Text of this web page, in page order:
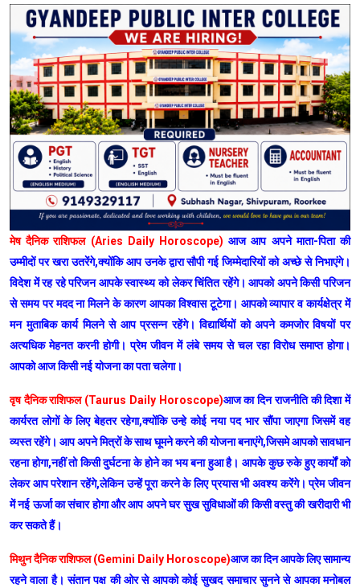
मेष दैनिक राशिफल (Aries Daily Horoscope)आज आप अपने माता-पिता की
उम्मीदों पर खरा उतरेंगे,क्योंकि आप उनके द्वारा सौपी गई जिम्मेदारियों को अच्छे से निभाएंगे।
विदेश में रह रहे परिजन आपके स्वास्थ्य को लेकर चिंतित रहेंगे। आपको अपने किसी परिजन
से समय पर मदद ना मिलने के कारण आपका विश्वास टूटेगा। आपको व्यापार व कार्यक्षेत्र में
मन मुताबिक कार्य मिलने से आप प्रसन्न रहेंगे। विद्यार्थियों को अपने कमजोर विषयों पर
अत्यधिक मेहनत करनी होगी। प्रेम जीवन में लंबे समय से चल रहा विरोध समाप्त होगा।
आपको आज किसी नई योजना का पता चलेगा।
वृष दैनिक राशिफल (Taurus Daily Horoscope)आज का दिन राजनीति की दिशा में
कार्यरत लोगों के लिए बेहतर रहेगा,क्योंकि उन्हे कोई नया पद भार सौंपा जाएगा जिसमें वह
व्यस्त रहेंगे। आप अपने मित्रों के साथ घूमने करने की योजना बनाएंगे,जिसमे आपको सावधान
रहना होगा,नहीं तो किसी दुर्घटना के होने का भय बना हुआ है। आपके कुछ रुके हुए कार्यों को
लेकर आप परेशान रहेंगे,लेकिन उन्हें पूरा करने के लिए प्रयास भी अवश्य करेंगे। प्रेम जीवन
में नई ऊर्जा का संचार होगा और आप अपने घर सुख सुविधाओं की किसी वस्तु की खरीदारी भी
कर सकते हैं।
मिथुन दैनिक राशिफल (Gemini Daily Horoscope)आज का दिन आपके लिए सामान्य
रहने वाला है। संतान पक्ष की ओर से आपको कोई सुखद समाचार सुनने से आपका मनोबल